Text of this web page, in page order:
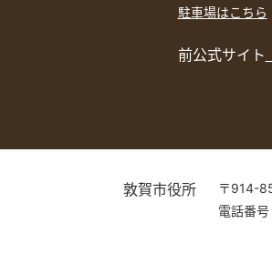
駐車場はこちら
前公式サイト
敦賀市役所
〒914-
電話番号